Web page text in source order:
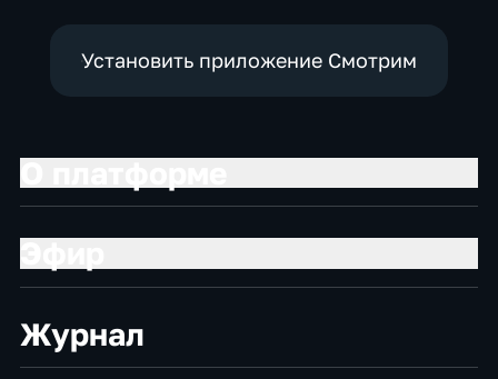
Установить приложение Смотрим
Журнал